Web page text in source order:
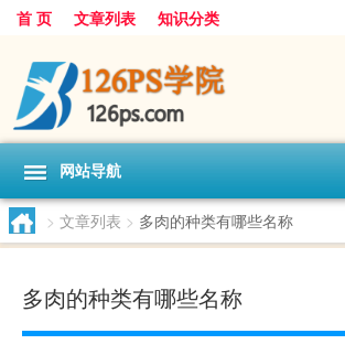
首 页 文章列表 知识分类
网站导航
> 文章列表 > 多肉的种类有哪些名称
多肉的种类有哪些名称